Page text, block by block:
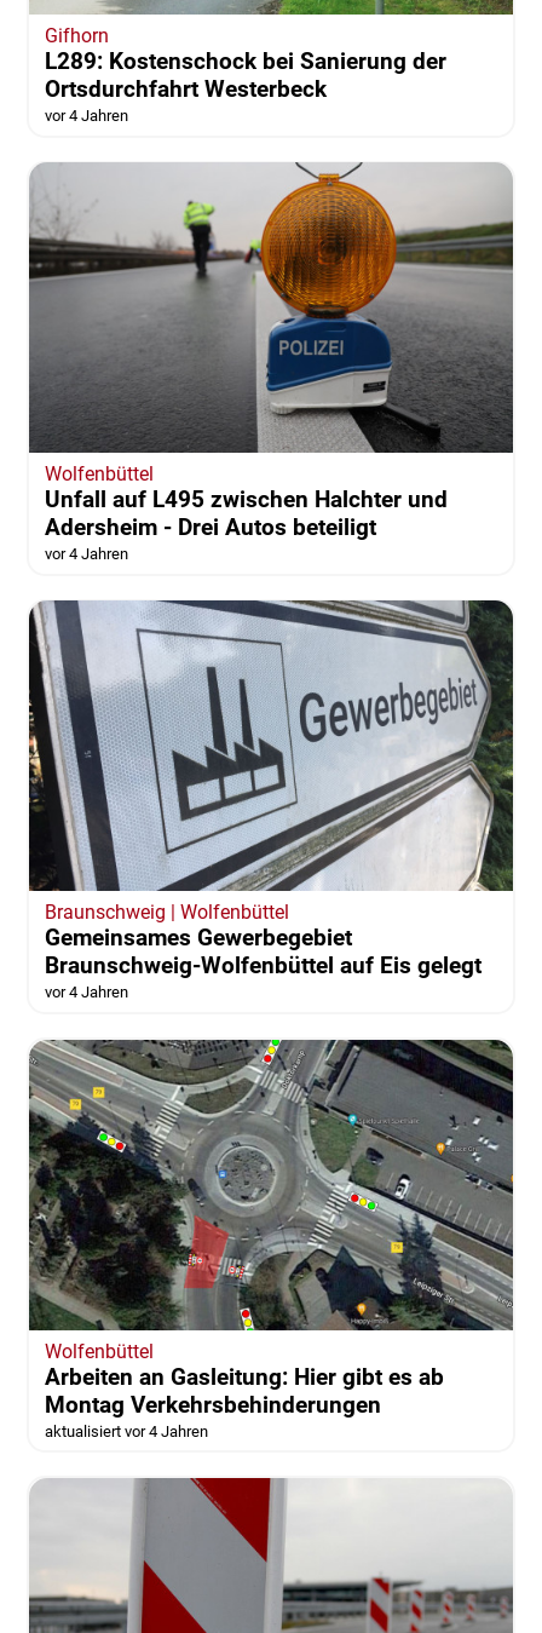
Gifhorn
L289: Kostenschock bei Sanierung der
Ortsdurchfahrt Westerbeck
vor 4 Jahren
Wolfenbüttel
Unfall auf L495 zwischen Halchter und
Adersheim - Drei Autos beteiligt
vor 4 Jahren
Braunschweig | Wolfenbüttel
Gemeinsames Gewerbegebiet
Braunschweig-Wolfenbüttel auf Eis gelegt
vor 4 Jahren
Wolfenbüttel
Arbeiten an Gasleitung: Hier gibt es ab
Montag Verkehrsbehinderungen
aktualisiert vor 4 Jahren